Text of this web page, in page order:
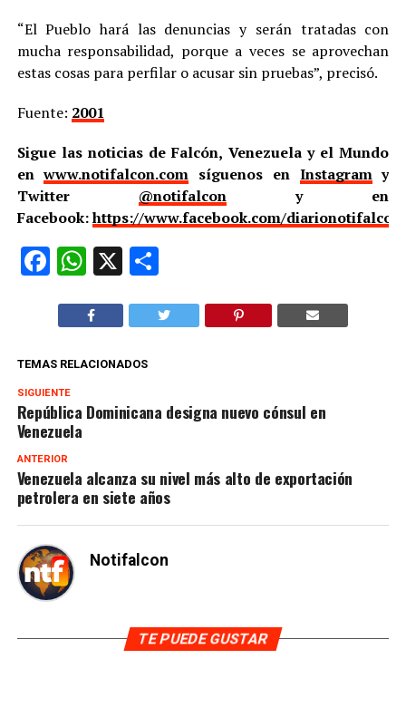
“El Pueblo hará las denuncias y serán tratadas con
mucha responsabilidad, porque a veces se aprovechan
estas cosas para perfilar o acusar sin pruebas”, precisó.
Fuente: 2001
Sigue las noticias de Falcón, Venezuela y el Mundo
enwww.notifalcon.com síguenos en Instagramy
Twitter @notifalcony en
Facebook:https://www.facebook.com/
Facebook
WhatsApp
X Compartir
TEMAS RELACIONADOS
SIGUIENTE
República Dominicana designa nuevo cónsul en
Venezuela
ANTERIOR
Venezuela alcanza su nivel más alto de exportación
petrolera en siete años
Notifalcon
TE PUEDE GUSTAR